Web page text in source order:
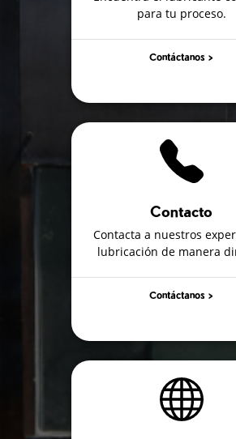
para tu proceso.
Contáctanos >
Contacto
Contacta a nuestros
lubricación de manera
Contáctanos >